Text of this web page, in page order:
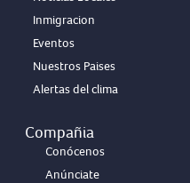
Inmigracion
Eventos
Nuestros Paises
Alertas del clima
Compañia
Conócenos
Anúnciate